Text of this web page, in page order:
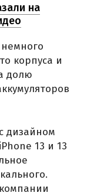
на
немного
корпуса и
долю
дизайном
13 и 13